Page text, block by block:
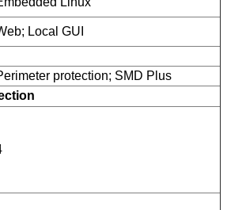
Local GUI
protection; SMD Plus